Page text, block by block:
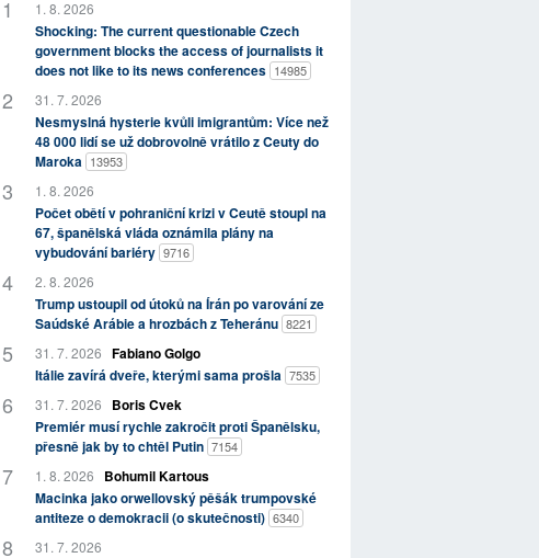
1. 8. 2026
Shocking: The current questionable Czech
government blocks the access of journalists it
does not like to its news conferences 14985
31. 7. 2026
Nesmyslná hysterie kvůli imigrantům: Více než
48 000 lidí se už dobrovolně vrátilo z Ceuty do
Maroka 13953
1. 8. 2026
Počet obětí v pohraniční krizi v Ceutě stoupl na
67, španělská vláda oznámila plány na
vybudování bariéry 9716
2. 8. 2026
Trump ustoupil od útoků na Írán po varování ze
Saúdské Arábie a hrozbách z Teheránu 8221
31. 7. 2026 Fabiano Golgo
Itálie zavírá dveře, kterými sama prošla 7535
31. 7. 2026
Boris Cvek
Premiér musí rychle zakročit proti Španělsku,
přesně jak by to chtěl Putin 7154
1. 8. 2026
Bohumil Kartous
Macinka jako orwellovský pěšák trumpovské
antiteze o demokracii (o skutečnosti) 6340
31. 7. 2026